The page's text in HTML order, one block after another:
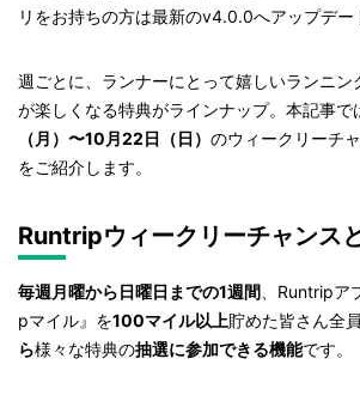
リをお持ちの方は最新のv4.0.0へアップデー
週ごとに、ランナーにとって嬉しいランニ
が楽しくなる特典がラインナップ。本記事で
（月）〜10月22日（日） のウィークリーチ
をご紹介します。
Runtripウィークリーチャンス
毎週月曜から日曜日までの1週間 、Runtrip
pマイル』を100マイル以上貯めた皆さん全員
ら様々な特典の抽選に参加できる機能です。